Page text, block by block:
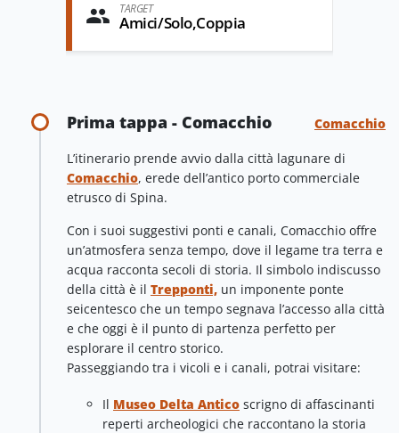
TARGET
Amici/Solo,Coppia
Prima tappa - Comacchio Comacchio
L’itinerario prende avvio dalla città lagunare di
Comacchio, erede dell’antico porto commerciale
etrusco di Spina.
Con i suoi suggestivi ponti e canali, Comacchio offre
un’atmosfera senza tempo, dove il legame tra terra e
acqua racconta secoli di storia. Il simbolo indiscusso
della città è il Trepponti, un imponente ponte
seicentesco che un tempo segnava l’accesso alla città
e che oggi è il punto di partenza perfetto per
esplorare il centro storico.
Passeggiando tra i vicoli e i canali, potrai visitare:
Il Museo Delta Antico scrigno di affascinanti
reperti archeologici che raccontano la storia